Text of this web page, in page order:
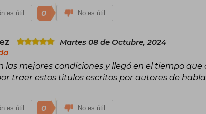
es útil 0 No es útil
Martes 08 de Octubre, 2024
las mejores condiciones y llegó en el tiempo que
traer estos titulos escritos por autores de
es útil 0 No es útil